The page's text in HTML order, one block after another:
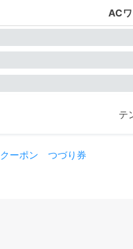
AC
テ
クーポン つづり券